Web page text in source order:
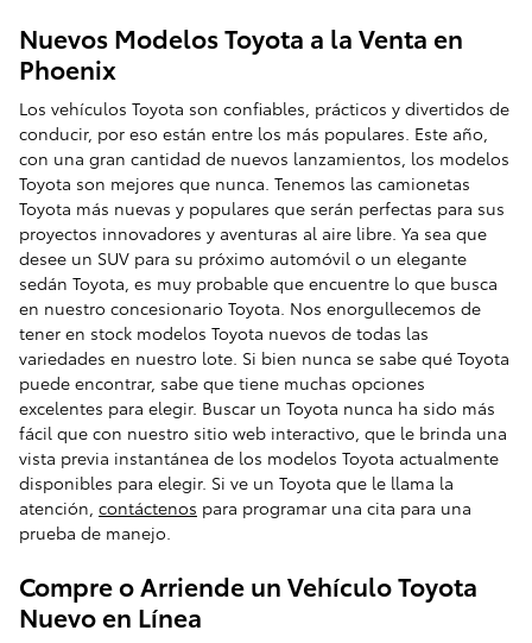
Nuevos Modelos Toyota a la Venta en
Phoenix
Los vehículos Toyota son confiables, prácticos y divertidos de
conducir, por eso están entre los más populares. Este año,
con una gran cantidad de nuevos lanzamientos, los modelos
Toyota son mejores que nunca. Tenemos las camionetas
Toyota más nuevas y populares que serán perfectas para sus
proyectos innovadores y aventuras al aire libre. Ya sea que
desee un SUV para su próximo automóvil o un elegante
sedán Toyota, es muy probable que encuentre lo que busca
en nuestro concesionario Toyota. Nos enorgullecemos de
tener en stock modelos Toyota nuevos de todas las
variedades en nuestro lote. Si bien nunca se sabe qué Toyota
puede encontrar, sabe que tiene muchas opciones
excelentes para elegir. Buscar un Toyota nunca ha sido más
fácil que con nuestro sitio web interactivo, que le brinda una
vista previa instantánea de los modelos Toyota actualmente
disponibles para elegir. Si ve un Toyota que le llama la
atención, contáctenos para programar una cita para una
prueba de manejo.
Compre o Arriende un Vehículo Toyota
Nuevo en Línea